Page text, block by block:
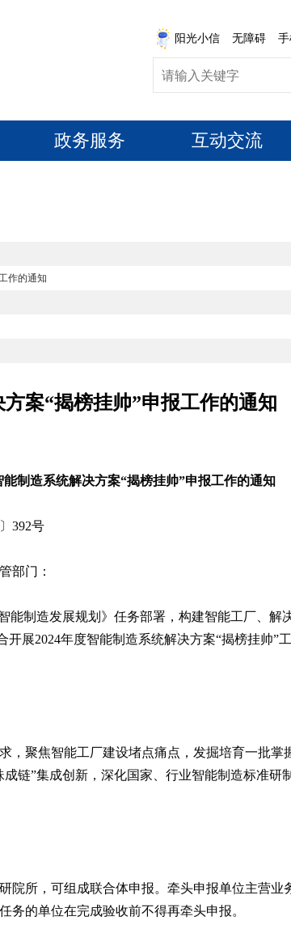
阳光小信 无障碍
政务服务 互动交流
作的通知
案“揭榜挂帅”申报工作的通知
制造系统解决方案“揭榜挂帅”申报工作的通知
392号
部门：
能制造发展规划》任务部署，构建智能工厂、解
展2024年度智能制造系统解决方案“揭榜挂帅”
，聚焦智能工厂建设堵点痛点，发掘培育一批掌
链”集成创新，深化国家、行业智能制造标准研
院所，可组成联合体申报。牵头申报单位主营业
务的单位在完成验收前不得再牵头申报。